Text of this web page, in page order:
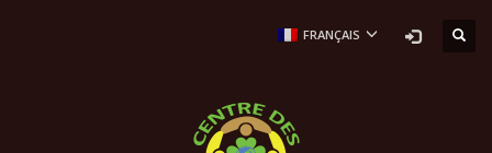
FRANÇAIS